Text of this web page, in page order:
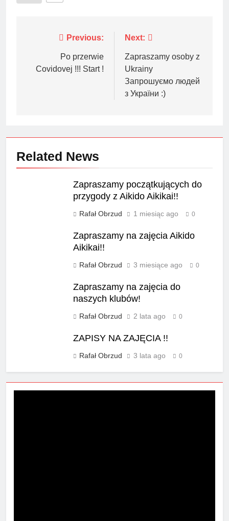
Nawigacja
wpisu
Previous:
Po przerwie
Covidovej !!! Start !
Next:
Zapraszamy osoby z
Ukrainy
Запрошуємо людей
з України :)
Related News
Zapraszamy początkujących do
przygody z Aikido Aikikai!!
Rafał Obrzud 1 miesiąc ago 0
Zapraszamy na zajęcia Aikido
Aikikai!!
Rafał Obrzud 3 miesiące ago 0
Zapraszamy na zajęcia do
naszych klubów!
Rafał Obrzud 2 lata ago 0
ZAPISY NA ZAJĘCIA !!
Rafał Obrzud 3 lata ago 0